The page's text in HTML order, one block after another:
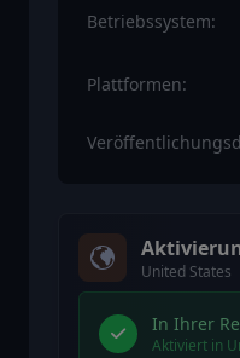
Betriebssystem:
Plattformen:
United States
In Ihrer
Aktiviert in